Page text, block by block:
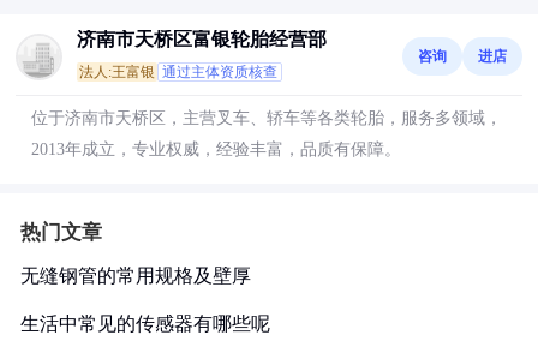
济南市天桥区富银轮胎经营部
法人:王富银 通过主体资质核查
咨询 进店
位于济南市天桥区，主营叉车、轿车等各类轮胎，服务多领域，
2013年成立，专业权威，经验丰富，品质有保障。
热门文章
无缝钢管的常用规格及壁厚
生活中常见的传感器有哪些呢